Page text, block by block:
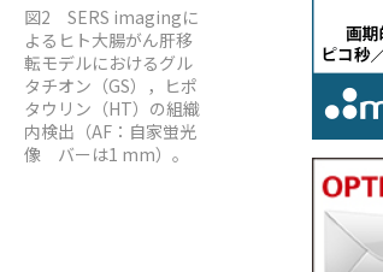
図2 SERS imagingに
よるヒト大腸がん肝移
転モデルにおけるグル
タチオン（GS），ヒポ
タウリン（HT）の組織
内検出（AF：自家蛍光
像 バーは1 mm）。